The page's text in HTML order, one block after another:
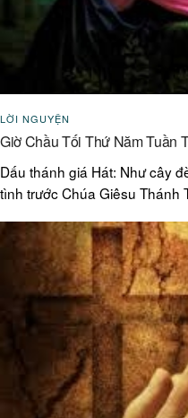
LỜI NGUYỆN
Giờ Chầu Tối Thứ Năm Tuần
Dấu thánh giá Hát: Như cây
tình trước Chúa Giêsu Thánh